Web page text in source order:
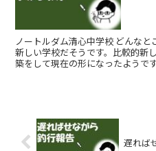
ノートルダム清心中学校 どんなところ？ 第二次世界大戦後に出来た
新しい学校だそうです。比較的新
築をして現在の形になったようで
遅れば